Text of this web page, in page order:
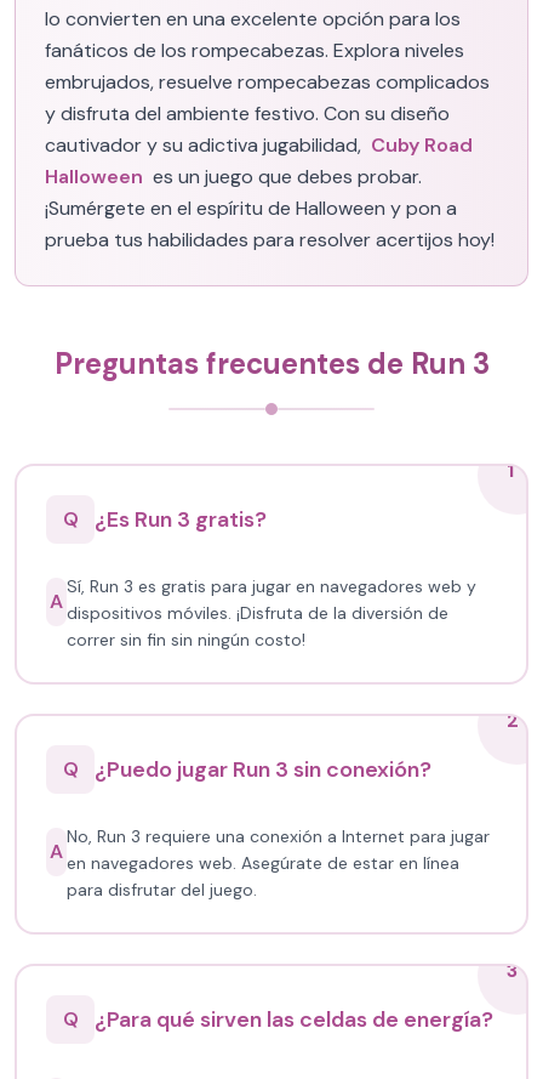
lo convierten en una excelente opción para los
fanáticos de los rompecabezas. Explora niveles
embrujados, resuelve rompecabezas complicados
y disfruta del ambiente festivo. Con su diseño
cautivador y su adictiva jugabilidad, Cuby Road
Halloween es un juego que debes probar.
¡Sumérgete en el espíritu de Halloween y pon a
prueba tus habilidades para resolver acertijos hoy!
Preguntas frecuentes de Run 3
1
Q
¿Es Run 3 gratis?
A
Sí, Run 3 es gratis para jugar en navegadores web y
dispositivos móviles. ¡Disfruta de la diversión de
correr sin fin sin ningún costo!
2
Q
¿Puedo jugar Run 3 sin conexión?
A
No, Run 3 requiere una conexión a Internet para jugar
en navegadores web. Asegúrate de estar en línea
para disfrutar del juego.
3
Q
¿Para qué sirven las celdas de energía?